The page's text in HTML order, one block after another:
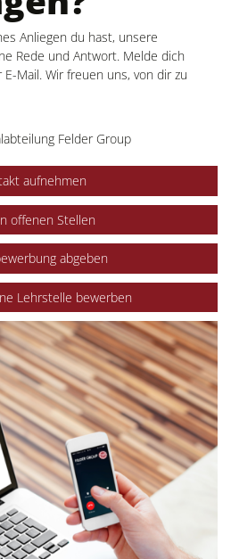
Anliegen du hast, unsere
Rede und Antwort. Melde dich
Mail. Wir freuen uns, von dir zu
Felder Group
aufnehmen
offenen Stellen
abgeben
Lehrstelle bewerben